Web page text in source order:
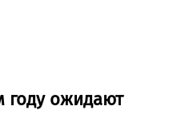
году ожидают